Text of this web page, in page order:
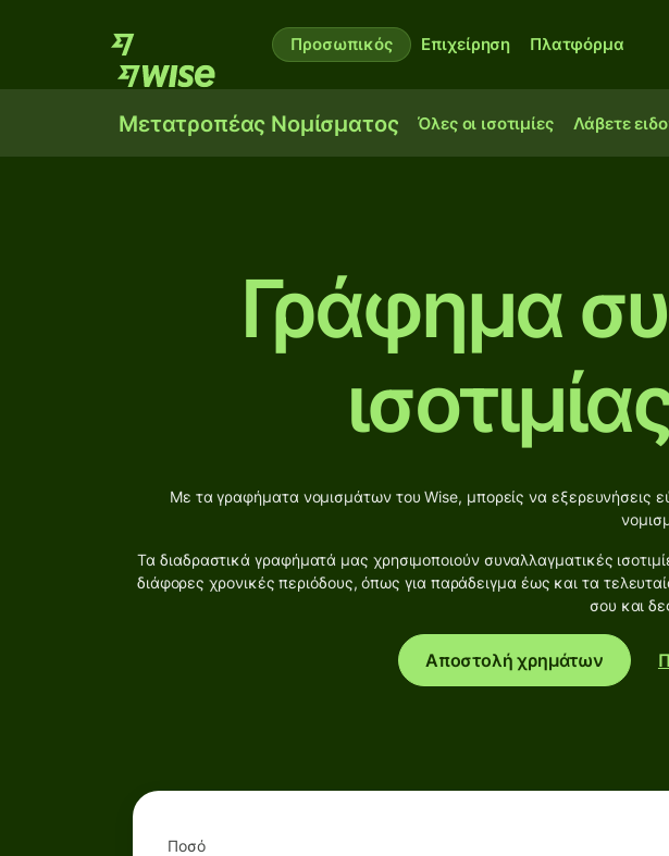
Προσωπικός Επιχείρηση Πλατφόρμα
Μετατροπέας Νομίσματος Όλες οι ισοτιμίες Λάβετε
Γράφημα
Με τα γραφήματα νομισμάτων του Wise, μπορείς να εξερευνήσεις
Τα διαδραστικά γραφήματά μας χρησιμοποιούν συναλλαγματικές
διάφορες χρονικές περιόδους, όπως για παράδειγμα έως και τα
σου και
Αποστολή χρημάτων
Ποσό